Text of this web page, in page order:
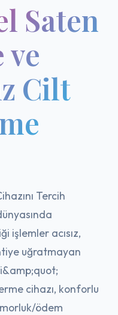
Saten
ve
Cilt
Tercih
işlemler acısız,
uğratmayan
cihazı, konforlu
morluk/ödem